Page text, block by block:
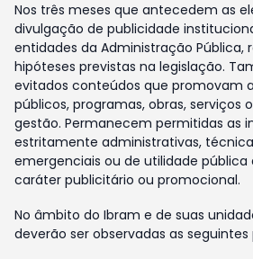
Nos três meses que antecedem as
divulgação de publicidade
entidades da Administração Pública,
hipóteses previstas na legislação.
evitados conteúdos que promovam
públicos, programas, obras, serviços
gestão. Permanecem permitidas as
estritamente administrativas,
emergenciais ou de utilidade
caráter publicitário ou promocional.
No âmbito do Ibram e de suas
deverão ser observadas as seguintes